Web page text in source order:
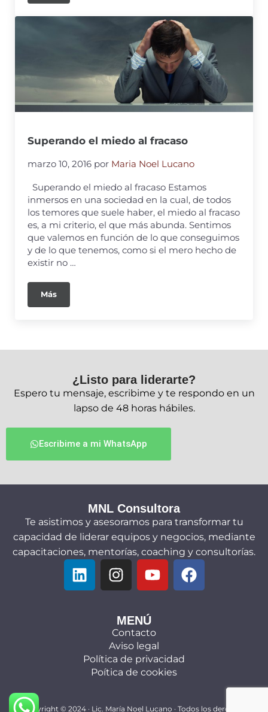
Superando el miedo al fracaso
marzo 10, 2016 por Maria Noel Lucano
Superando el miedo al fracaso Estamos
inmersos en una sociedad en la cual, de todos
los temores que suele haber, el miedo al fracaso
es, a mi criterio, el que más abunda. Sentimos
que valemos en función de lo que conseguimos
y de lo que tenemos, como si el mero hecho de
existir no …
Más
¿Listo para liderarte?
Espero tu mensaje, escribime y te respondo en un
lapso de 48 horas hábiles.
Escribime a mi WhatsApp
MNL Consultora
Te asistimos y asesoramos para transformar tu
capacidad de liderar equipos y negocios, mediante
capacitaciones, mentorías, coaching y consultorías.
MENÚ
Contacto
Aviso legal
Política de privacidad
Poítica de cookies
Copyright © 2024 · Lic. María Noel Lucano · Todos los derechos